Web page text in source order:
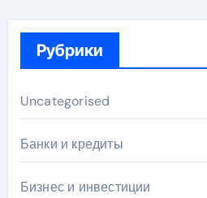
Рубрики
Uncategorised
Банки и кредиты
Бизнес и инвестиции